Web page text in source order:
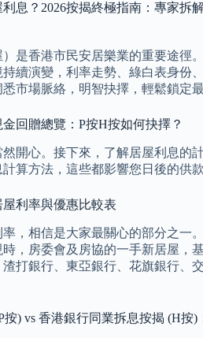
息？2026按揭終極指南：專家拆
是香港市民安居樂業的重要途徑
持續演變，利率走勢、綠白表身
市場脈絡，明智抉擇，輕鬆鎖定
回贈總覽：P按H按如何抉擇？
開心。接下來，了解居屋利息的
算方法，這些都影響您日後的供
屋利率與優惠比較表
率，相信是大家最關心的部分之一
，房委會及房協的一手新居屋，
打銀行、東亞銀行、花旗銀行、
按) vs 香港銀行同業拆息按揭 (H按